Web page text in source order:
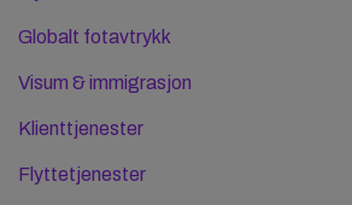
Globalt fotavtrykk
Visum & immigrasjon
Klienttjenester
Flyttetjenester